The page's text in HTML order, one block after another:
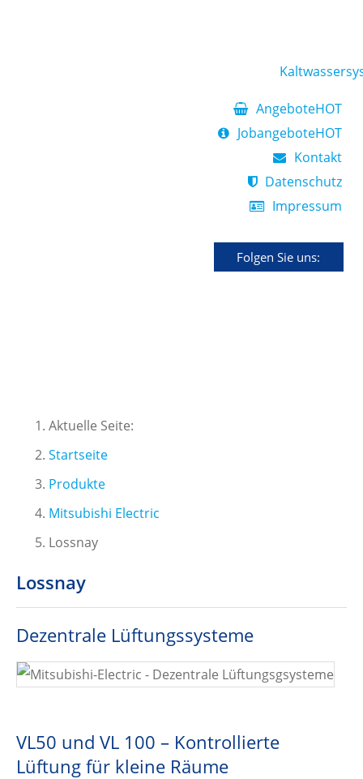
AngeboteHOT
JobangeboteHOT
Kontakt
Datenschutz
Impressum
Folgen Sie uns:
Aktuelle Seite:
Startseite
Produkte
Mitsubishi Electric
Lossnay
Lossnay
Dezentrale Lüftungssysteme
VL50 und VL 100 – Kontrollierte
Lüftung für kleine Räume